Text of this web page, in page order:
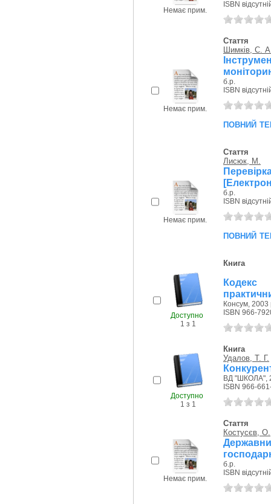
Немає прим.
ISBN
Немає прим.
Стаття
Шимків, С.
б.р.
ISBN
повний
Немає прим.
Стаття
Лисюк, М.
б.р.
ISBN
повний
Доступно
1 з 1
Книга
Кодекс
Консум, 2003
ISBN 966-
Доступно
1 з 1
Книга
Удалов, Т. Г.
ВД "ШКОЛА",
ISBN 966-
Немає прим.
Стаття
Костусєв, О.
б.р.
ISBN